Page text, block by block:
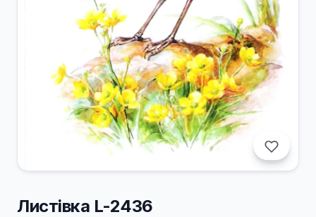
Листівка L-2436